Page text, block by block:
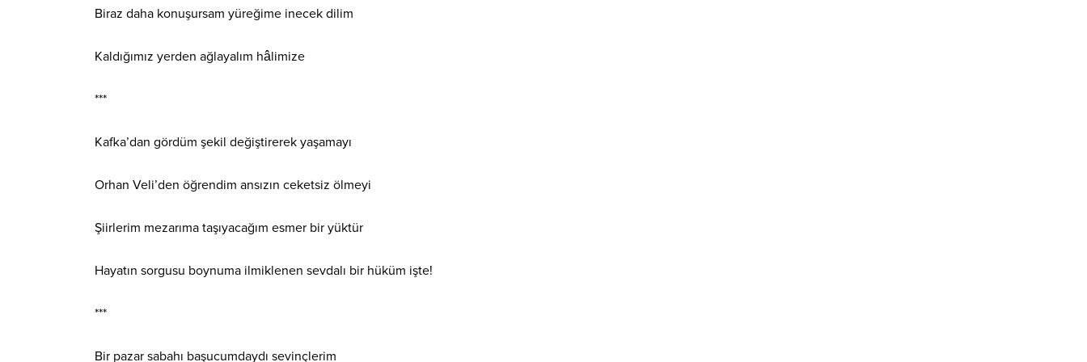
Biraz daha konuşursam yüreğime inecek dilim
Kaldığımız yerden ağlayalım hâlimize
***
Kafka’dan gördüm şekil değiştirerek yaşamayı
Orhan Veli’den öğrendim ansızın ceketsiz ölmeyi
Şiirlerim mezarıma taşıyacağım esmer bir yüktür
Hayatın sorgusu boynuma ilmiklenen sevdalı bir hüküm işte!
***
Bir pazar sabahı başucumdaydı sevinçlerim